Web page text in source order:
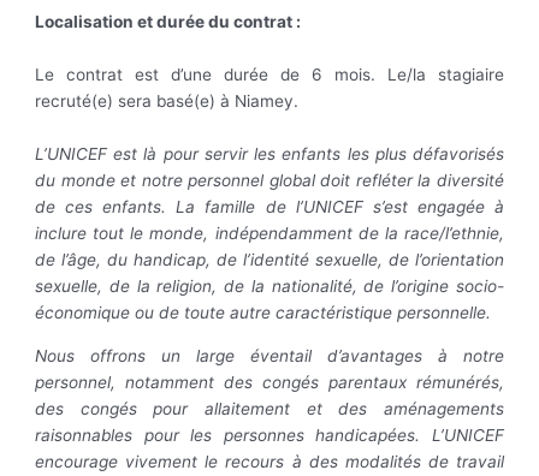
Localisation et durée du contrat :
Le contrat est d’une durée de 6 mois. Le/la stagiaire
recruté(e) sera basé(e) à Niamey.
L’UNICEF est là pour servir les enfants les plus défavorisés
du monde et notre personnel global doit refléter la diversité
de ces enfants. La famille de l’UNICEF s’est engagée à
inclure tout le monde, indépendamment de la race/l’ethnie,
de l’âge, du handicap, de l’identité sexuelle, de l’orientation
sexuelle, de la religion, de la nationalité, de l’origine socio-
économique ou de toute autre caractéristique personnelle.
Nous offrons un large éventail d’avantages à notre
personnel, notamment des congés parentaux rémunérés,
des congés pour allaitement et des aménagements
raisonnables pour les personnes handicapées. L’UNICEF
encourage vivement le recours à des modalités de travail